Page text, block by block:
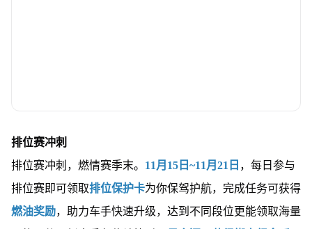
排位赛冲刺
排位赛冲刺，燃情赛季末。 11月15日~11月21日 ，每日参与
排位赛即可领取排位保护卡为你保驾护航，完成任务可获得
燃油奖励，助力车手快速升级，达到不同段位更能领取海量